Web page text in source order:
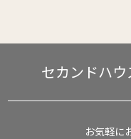
セカンドハウ
お気軽に